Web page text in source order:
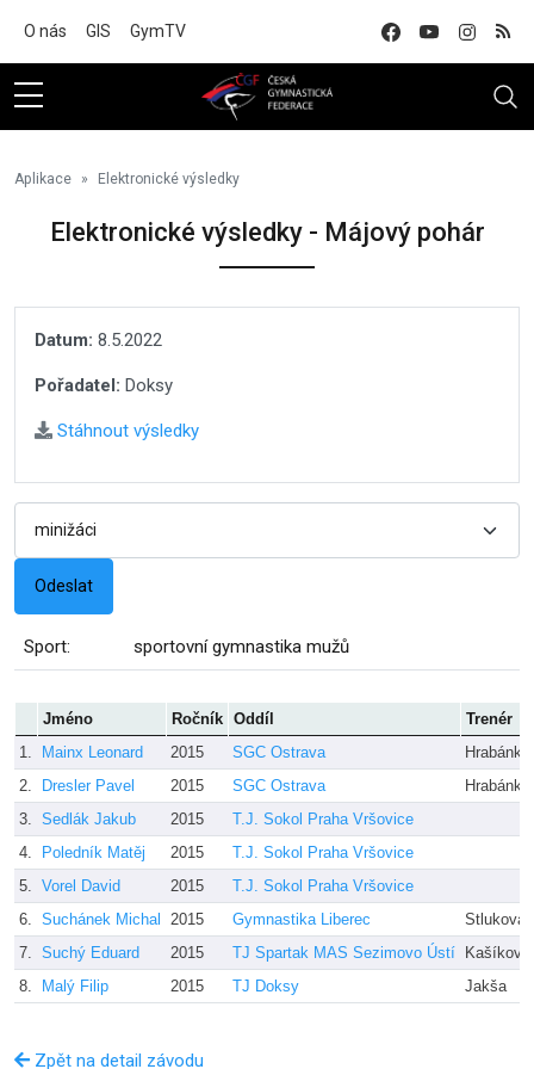
O nás GIS GymTV
Aplikace Elektronické výsledky
Elektronické výsledky - Májový pohár
Datum: 8.5.2022
Pořadatel: Doksy
Stáhnout výsledky
Sport: sportovní gymnastika mužů
Jméno Ročník Oddíl
Trenér
1.
Mainx Leonard 2015 SGC Ostrava
2.
Dresler Pavel 2015 SGC Ostrava
3. Sedlák Jakub 2015
T.J. Sokol Praha Vršovice
4.
Poledník Matěj 2015
T.J. Sokol Praha Vršovice
5. Vorel David 2015
T.J. Sokol Praha Vršovice
6. Suchánek Michal 2015 Gymnastika Liberec
Stluková
7. Suchý Eduard 2015 TJ Spartak MAS Sezimovo Ústí
Kašíková
8.
Malý Filip 2015 TJ Doksy Jakša
Zpět na detail závodu